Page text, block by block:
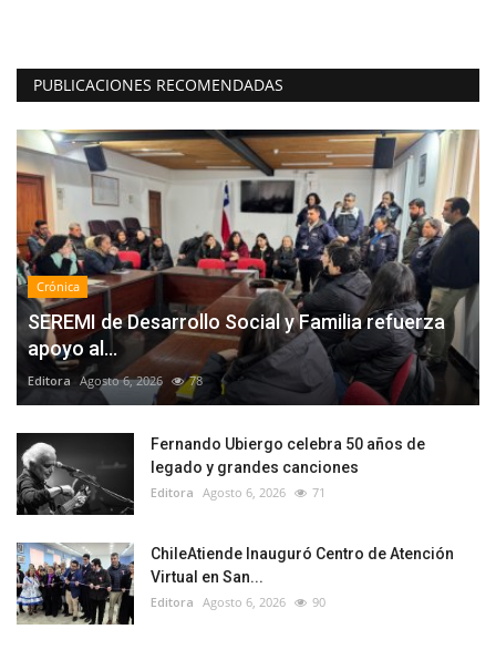
PUBLICACIONES RECOMENDADAS
Crónica
SEREMI de Desarrollo Social y Familia refuerza
apoyo al...
Editora Agosto 6, 2026 78
Fernando Ubiergo celebra 50 años de
legado y grandes canciones
Editora Agosto 6, 2026 71
ChileAtiende Inauguró Centro de Atención
Virtual en San...
Editora Agosto 6, 2026 90